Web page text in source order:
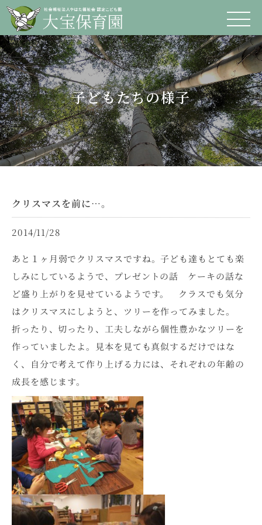
子どもたちの様子
クリスマスを前に…。
2014/11/28
あと１ヶ月弱でクリスマスですね。子ども達もとても楽
しみにしているようで、プレゼントの話 ケーキの話な
ど盛り上がりを見せているようです。 クラスでも気分
はクリスマスにしようと、ツリーを作ってみました。
折ったり、切ったり、工夫しながら個性豊かなツリーを
作っていましたよ。見本を見ても真似するだけではな
く、自分で考えて作り上げる力には、それぞれの年齢の
成長を感じます。